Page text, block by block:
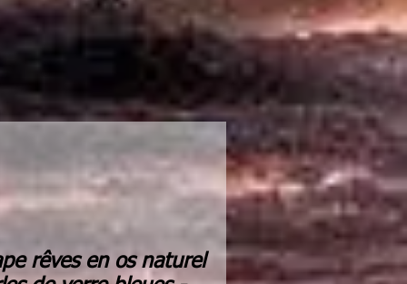
rêves en os naturel